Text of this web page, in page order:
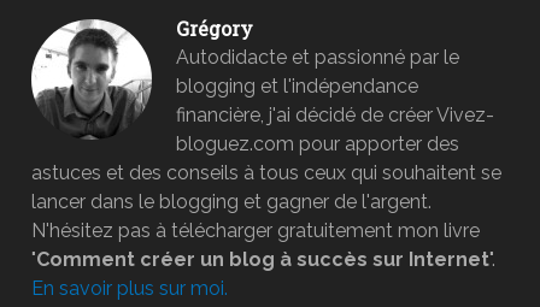
Grégory
Autodidacte et passionné par le
blogging et l'indépendance
financière, j'ai décidé de créer Vivez-
bloguez.com pour apporter des
astuces et des conseils à tous ceux qui souhaitent se
lancer dans le blogging et gagner de l'argent.
N'hésitez pas à télécharger gratuitement mon livre
"Comment créer un blog à succès sur Internet".
En savoir plus sur moi.